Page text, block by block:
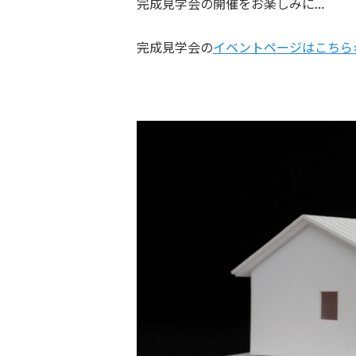
完成見学会の開催をお楽しみに…
完成見学会のイベントページはこち